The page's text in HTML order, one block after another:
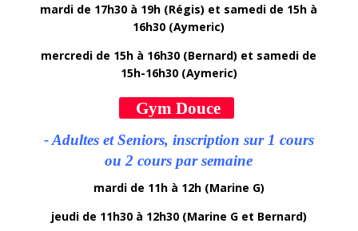
mardi de 17h30 à 19h (Régis) et samedi de 15h à
16h30 (Aymeric)
mercredi de 15h à 16h30 (Bernard) et samedi de
15h-16h30 (Aymeric)
Gym Douce
- Adultes et Seniors, inscription sur 1 cours
ou 2 cours par semaine
mardi de 11h à 12h (Marine G)
jeudi de 11h30 à 12h30 (Marine G et Bernard)